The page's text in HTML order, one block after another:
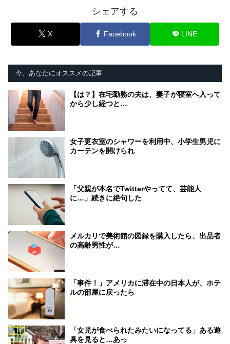
シェアする
X Facebook LINE
今、あなたにオススメの記事
【は？】在宅勤務の夫は、妻子が寝室へ入って
から少し経つと…
女子更衣室のシャワーを利用中、小学生男児に
カーテンを開けられ
「父親が本名でTwitterやってて、芸能人
に…」続きに絶句した
メルカリで美術館の図録を購入したら、出品者
の高齢男性が…
「事件！」アメリカに滞在中の日本人が、ホテ
ルの部屋に戻ったら
「女児が食べられたみたいになってる」ある遊
具を見ると…あっ